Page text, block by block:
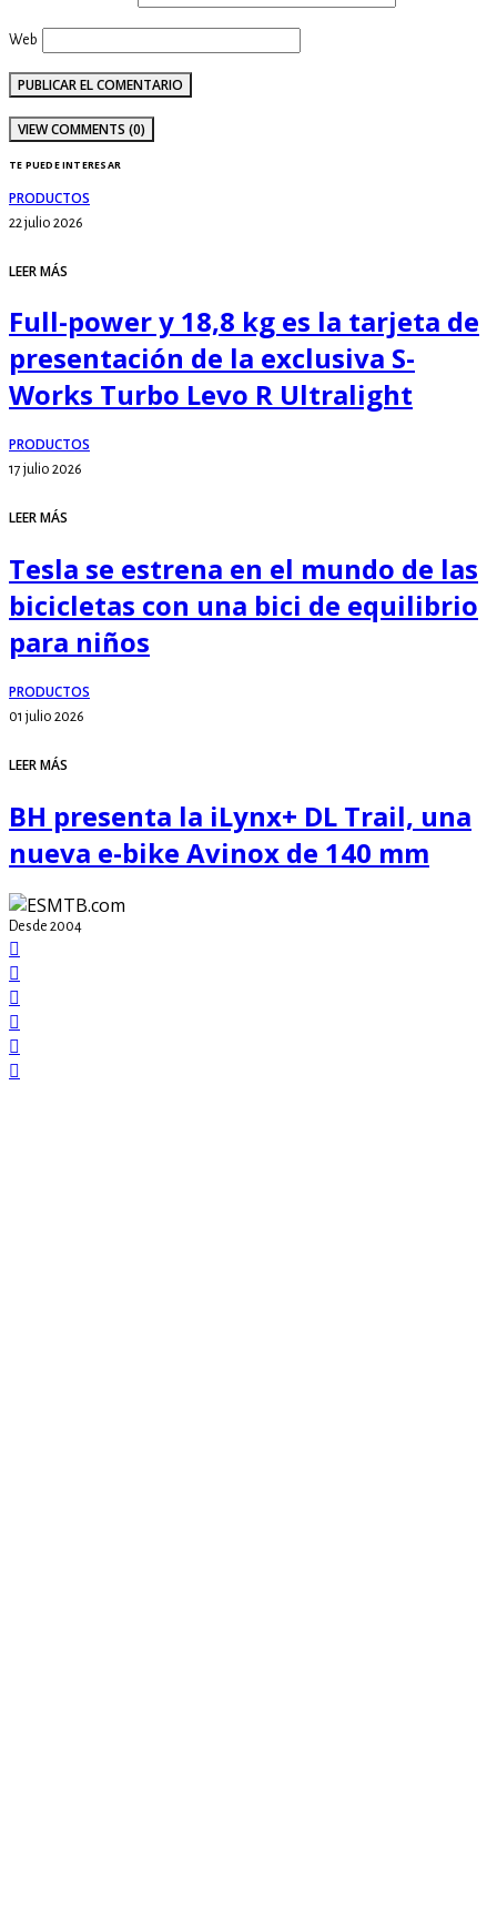
Web
VIEW COMMENTS (0)
TE PUEDE INTERESAR
PRODUCTOS
22 julio 2026
LEER MÁS
Full-power y 18,8 kg es la tarjeta de
presentación de la exclusiva S-
Works Turbo Levo R Ultralight
PRODUCTOS
17 julio 2026
LEER MÁS
Tesla se estrena en el mundo de las
bicicletas con una bici de equilibrio
para niños
PRODUCTOS
01 julio 2026
LEER MÁS
BH presenta la iLynx+ DL Trail, una
nueva e-bike Avinox de 140 mm
Desde 2004